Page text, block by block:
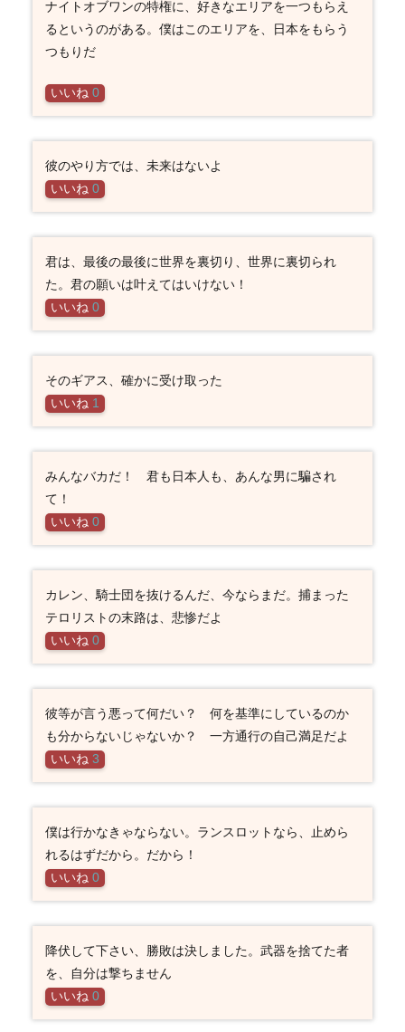
ナイトオブワンの特権に、好きなエリアを一つもらえ
るというのがある。僕はこのエリアを、日本をもらう
つもりだ
いいね 0
彼のやり方では、未来はないよ
いいね 0
君は、最後の最後に世界を裏切り、世界に裏切られ
た。君の願いは叶えてはいけない！
いいね 0
そのギアス、確かに受け取った
いいね 1
みんなバカだ！ 君も日本人も、あんな男に騙され
て！
いいね 0
カレン、騎士団を抜けるんだ、今ならまだ。捕まった
テロリストの末路は、悲惨だよ
いいね 0
彼等が言う悪って何だい？ 何を基準にしているのか
も分からないじゃないか？ 一方通行の自己満足だよ
いいね 3
僕は行かなきゃならない。ランスロットなら、止めら
れるはずだから。だから！
いいね 0
降伏して下さい、勝敗は決しました。武器を捨てた者
を、自分は撃ちません
いいね 0